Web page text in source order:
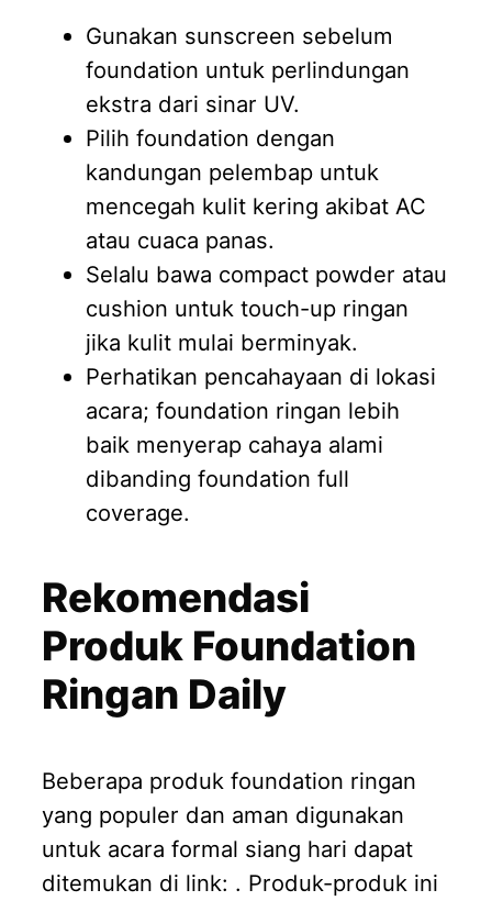
Gunakan sunscreen sebelum
foundation untuk perlindungan
ekstra dari sinar UV.
Pilih foundation dengan
kandungan pelembap untuk
mencegah kulit kering akibat AC
atau cuaca panas.
Selalu bawa compact powder atau
cushion untuk touch-up ringan
jika kulit mulai berminyak.
Perhatikan pencahayaan di lokasi
acara; foundation ringan lebih
baik menyerap cahaya alami
dibanding foundation full
coverage.
Rekomendasi
Produk Foundation
Ringan Daily
Beberapa produk foundation ringan
yang populer dan aman digunakan
untuk acara formal siang hari dapat
ditemukan di link: . Produk-produk ini